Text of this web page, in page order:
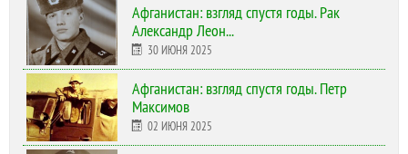
Афганистан: взгляд спустя годы. Рак
Александр Леон...
30 ИЮНЯ 2025
Афганистан: взгляд спустя годы. Петр
Максимов
02 ИЮНЯ 2025